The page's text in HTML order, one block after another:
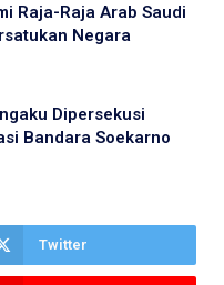
Raja-Raja Arab Saudi
Negara
Dipersekusi
Bandara Soekarno
Twitter